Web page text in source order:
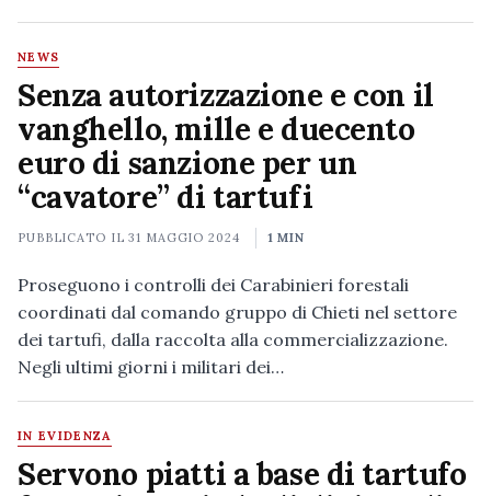
NEWS
Senza autorizzazione e con il
vanghello, mille e duecento
euro di sanzione per un
“cavatore” di tartufi
PUBBLICATO IL31 MAGGIO 2024 1 MIN
Proseguono i controlli dei Carabinieri forestali
coordinati dal comando gruppo di Chieti nel settore
dei tartufi, dalla raccolta alla commercializzazione.
Negli ultimi giorni i militari dei…
IN EVIDENZA
Servono piatti a base di tartufo